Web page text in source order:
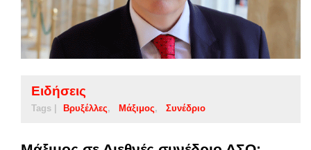
Ειδήσεις
Tags | Βρυξέλλες Μάξιμος Συνέδριο